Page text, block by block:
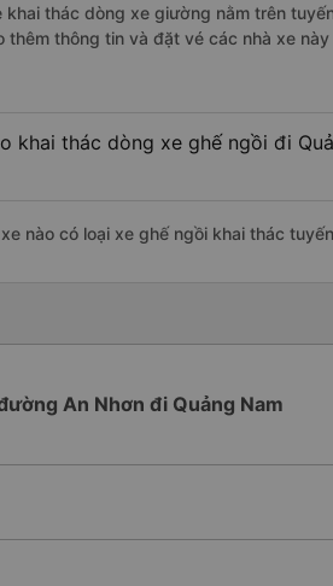
khai thác dòng xe giường nằm trên
thêm thông tin và đặt vé các nhà xe
khai thác dòng xe ghế ngồi đi
nào có loại xe ghế ngồi khai thác
An Nhơn đi Quảng Nam